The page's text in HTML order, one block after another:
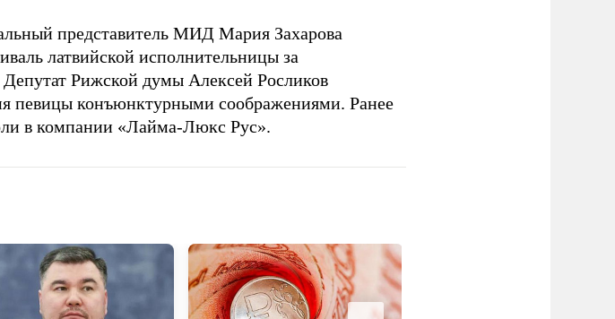
представитель МИД Мария Захарова
латвийской исполнительницы за
Депутат Рижской думы Алексей Росликов
певицы конъюнктурными соображениями. Ранее
в компании «Лайма-Люкс Рус».